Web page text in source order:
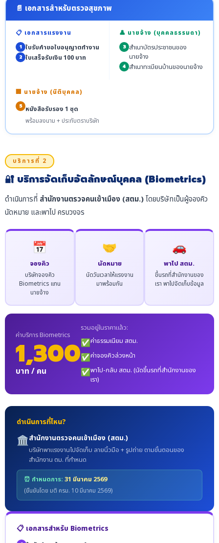
📄 เอกสารสำหรับตรวจสุขภาพ
📋 เอกสารแรงงาน
1 ใบรับคำขอใบอนุญาตทำงาน
2 ใบเสร็จรับเงิน 100 บาท
👤 นายจ้าง (บุคคลธรรมดา)
3 สำเนาบัตรประชาชนของ
นายจ้าง
4 สำเนาทะเบียนบ้านของนายจ้าง
🏢 นายจ้าง (นิติบุคคล)
5 หนังสือรับรอง 1 ชุด
พร้อมลงนาม + ประทับตราบริษัท
บริการที่ 2
🔐 บริการจัดเก็บอัตลักษณ์บุคคล (Biometrics)
ดำเนินการที่ สำนักงานตรวจคนเข้าเมือง (สตม.)โดยบริษัทเป็นผู้จองคิว
นัดหมาย และพาไป ครบวงจร
📅
จองคิว
บริษัทจองคิว
Biometrics แทน
นายจ้าง
🤝
นัดหมาย
นัดวันเวลาให้แรงงาน
มาพร้อมกัน
🚗
พาไป สตม.
ขึ้นรถที่สำนักงานของ
เรา พาไปจัดเก็บข้อมูล
ค่าบริการ Biometrics
1,300
บาท / คน
รวมอยู่ในราคาแล้ว:
✅ค่าธรรมเนียม สตม.
✅ค่าจองคิวล่วงหน้า
✅พาไป-กลับ สตม. (นัดขึ้นรถที่สำนักงานของ
เรา)
ดำเนินการที่ไหน?
🏛️สำนักงานตรวจคนเข้าเมือง (สตม.)
บริษัทพาแรงงานไปจัดเก็บ ลายนิ้วมือ + รูปถ่าย ตามขั้นตอนของ
สำนักงาน ตม. ที่กำหนด
⏰ กำหนดการ: 31 มีนาคม 2569
(ยืนยันโดย มติ ครม. 10 มีนาคม 2569)
📋 เอกสารสำหรับ Biometrics